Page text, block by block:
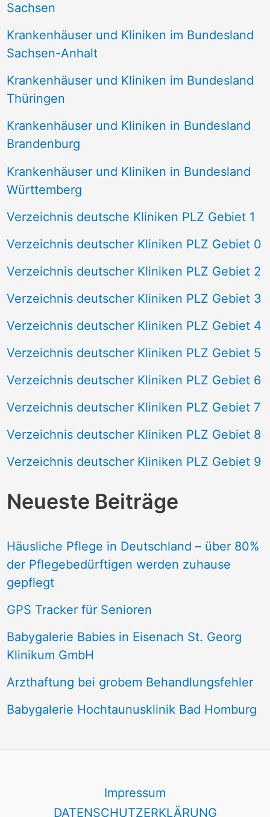
Sachsen
Krankenhäuser und Kliniken im Bundesland
Sachsen-Anhalt
Krankenhäuser und Kliniken im Bundesland
Thüringen
Krankenhäuser und Kliniken in Bundesland
Brandenburg
Krankenhäuser und Kliniken in Bundesland
Württemberg
Verzeichnis deutsche Kliniken PLZ Gebiet 1
Verzeichnis deutscher Kliniken PLZ Gebiet 0
Verzeichnis deutscher Kliniken PLZ Gebiet 2
Verzeichnis deutscher Kliniken PLZ Gebiet 3
Verzeichnis deutscher Kliniken PLZ Gebiet 4
Verzeichnis deutscher Kliniken PLZ Gebiet 5
Verzeichnis deutscher Kliniken PLZ Gebiet 6
Verzeichnis deutscher Kliniken PLZ Gebiet 7
Verzeichnis deutscher Kliniken PLZ Gebiet 8
Verzeichnis deutscher Kliniken PLZ Gebiet 9
Neueste Beiträge
Häusliche Pflege in Deutschland – über 80%
der Pflegebedürftigen werden zuhause
gepflegt
GPS Tracker für Senioren
Babygalerie Babies in Eisenach St. Georg
Klinikum GmbH
Arzthaftung bei grobem Behandlungsfehler
Babygalerie Hochtaunusklinik Bad Homburg
Impressum
DATENSCHUTZERKLÄRUNG